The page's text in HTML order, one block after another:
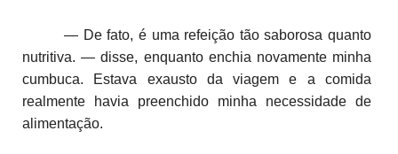
— De fato, é uma refeição tão saborosa quanto
nutritiva. — disse, enquanto enchia novamente minha
cumbuca. Estava exausto da viagem e a comida
realmente havia preenchido minha necessidade de
alimentação.